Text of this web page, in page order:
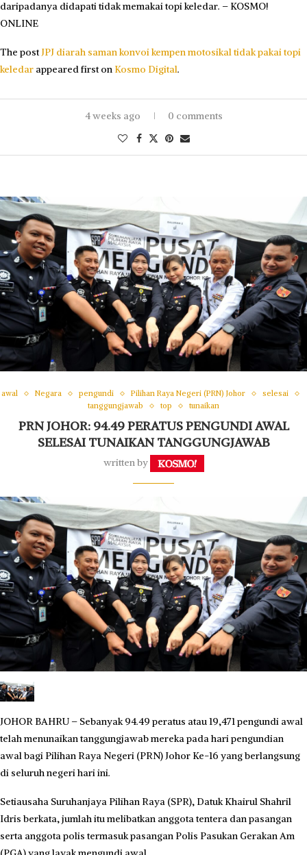
daripadanya didapati tidak memakai topi keledar. – KOSMO!
ONLINE
The postJPJ diarah saman konvoi kempen motosikal tidak pakai topi
keledar appeared first on Kosmo Digital.
4 weeks ago 0 comments
awal Negara pengundi Pilihan Raya Negeri (PRN) Johor
selesai
tanggungjawab
top tunaikan
PRN JOHOR: 94.49 PERATUS PENGUNDI AWAL
SELESAI TUNAIKAN TANGGUNGJAWAB
written by
JOHOR BAHRU – Sebanyak 94.49 peratus atau 19,471 pengundi awal
telah menunaikan tanggungjawab mereka pada hari pengundian
awal bagi Pilihan Raya Negeri (PRN) Johor Ke-16 yang berlangsung
di seluruh negeri hari ini.
Setiausaha Suruhanjaya Pilihan Raya (SPR), Datuk Khairul Shahril
Idris berkata, jumlah itu melibatkan anggota tentera dan pasangan
serta anggota polis termasuk pasangan Polis Pasukan Gerakan Am